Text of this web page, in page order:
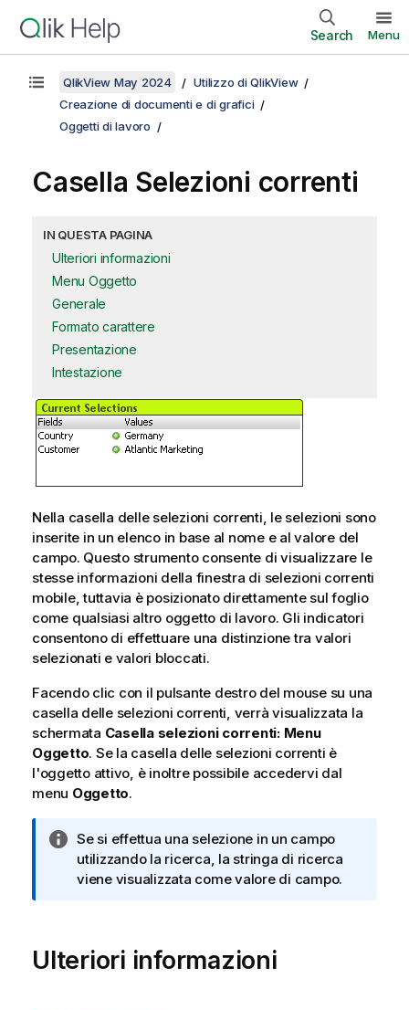
Search Menu
QlikView May 2024
Utilizzo di QlikView
Creazione di documenti e di grafici
Oggetti di lavoro
Casella Selezioni correnti
IN QUESTA PAGINA
Ulteriori informazioni
Menu Oggetto
Generale
Formato carattere
Presentazione
Intestazione
Nella casella delle selezioni correnti, le selezioni sono
inserite in un elenco in base al nome e al valore del
campo. Questo strumento consente di visualizzare le
stesse informazioni della finestra di selezioni correnti
mobile, tuttavia è posizionato direttamente sul foglio
come qualsiasi altro oggetto di lavoro. Gli indicatori
consentono di effettuare una distinzione tra valori
selezionati e valori bloccati.
Facendo clic con il pulsante destro del mouse su una
casella delle selezioni correnti, verrà visualizzata la
schermata Casella selezioni correnti: Menu
Oggetto. Se la casella delle selezioni correnti è
l'oggetto attivo, è inoltre possibile accedervi dal
menu Oggetto.
N
o
t
f
Se si effettua una selezione in un campo
utilizzando la ricerca, la stringa di ricerca
viene visualizzata come valore di campo.
Ulteriori informazioni